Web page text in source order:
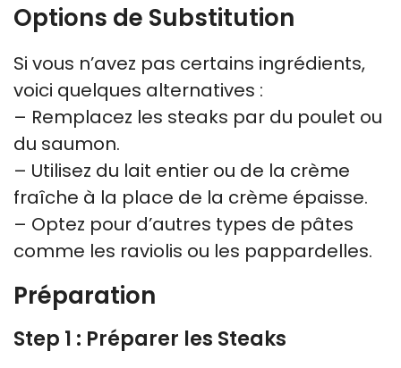
Options de Substitution
Si vous n’avez pas certains ingrédients,
voici quelques alternatives :
– Remplacez les steaks par du poulet ou
du saumon.
– Utilisez du lait entier ou de la crème
fraîche à la place de la crème épaisse.
– Optez pour d’autres types de pâtes
comme les raviolis ou les pappardelles.
Préparation
Step 1 : Préparer les Steaks